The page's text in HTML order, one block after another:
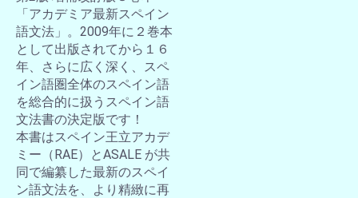
「アカデミア最新スペイン
語文法」。2009年に２巻本
として出版されてから１６
年、さらに広く深く、スペ
イン語圏全体のスペイン語
を総合的に扱うスペイン語
文法書の決定版です！
本書はスペイン王立アカデ
ミー（RAE）とASALE が共
同で編纂した最新のスペイ
ン語文法を、より精緻に再